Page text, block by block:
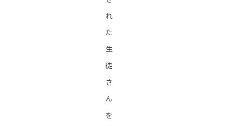
れ
た
生
徒
さ
ん
を